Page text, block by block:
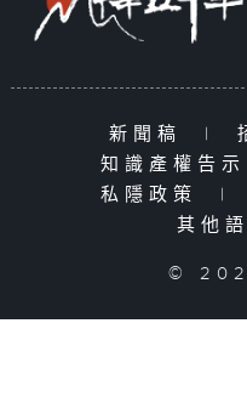
新聞稿 |
知識產權告示
私隱政策
|
其他
©